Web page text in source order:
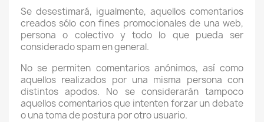
Se desestimará, igualmente, aquellos comentarios
creados sólo con fines promocionales de una web,
persona o colectivo y todo lo que pueda ser
considerado spam en general.
No se permiten comentarios anónimos, así como
aquellos realizados por una misma persona con
distintos apodos. No se considerarán tampoco
aquellos comentarios que intenten forzar un debate
o una toma de postura por otro usuario.